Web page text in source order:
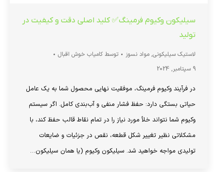
سیلیکون وکیوم فرمینگ✅ کلید اصلی دقت و کیفیت در
تولید
لاستیک سیلیکونی, مواد نسوز توسط کامیاب خوش اقبال
9 سپتامبر, 2024
در فرآیند وکیوم فرمینگ، موفقیت نهایی محصول شما به یک عامل
حیاتی بستگی دارد: حفظ فشار منفی و آب‌بندی کامل. اگر سیستم
وکیوم شما نتواند خلأ مورد نیاز را در تمام نقاط قالب حفظ کند، با
مشکلاتی نظیر تغییر شکل قطعه، نقص در جزئیات و ضایعات
تولیدی مواجه خواهید شد. سیلیکون وکیوم (یا همان سیلیکون…